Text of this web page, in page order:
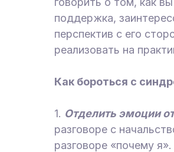
поддержка,
перспектив с его
реализовать на
Как бороться с
1. Отделить эмоции
разговоре с
разговоре «почему я».